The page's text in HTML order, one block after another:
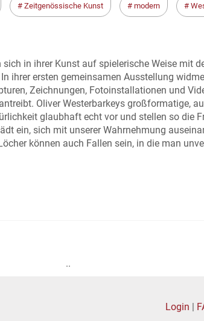
Zeitgenössische Kunst modern
sich in ihrer Kunst auf spielerische Weise mit
ihrer ersten gemeinsamen Ausstellung
Zeichnungen, Fotoinstallationen und
Oliver Westerbarkeys großformatige,
glaubhaft echt vor und stellen so die
ein, sich mit unserer Wahrnehmung
können auch Fallen sein, in die man
..
Login |